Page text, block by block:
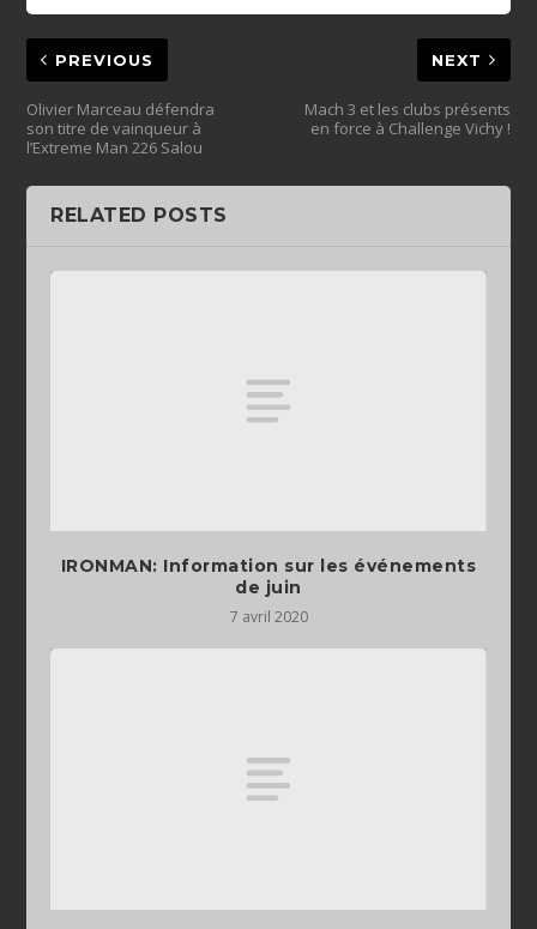
PREVIOUS
Olivier Marceau défendra
son titre de vainqueur à
l’Extreme Man 226 Salou
NEXT
Mach 3 et les clubs présents
en force à Challenge Vichy !
RELATED POSTS
IRONMAN: Information sur les événements
de juin
7 avril 2020